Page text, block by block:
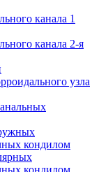
канала 1
канала 2-я
узла
кондилом
кондилом